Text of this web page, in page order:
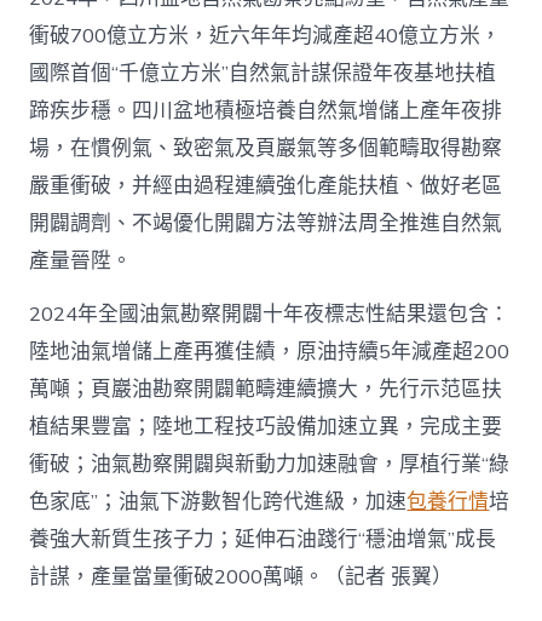
衝破700億立方米，近六年年均減產超40億立方米，
國際首個“千億立方米”自然氣計謀保證年夜基地扶植
蹄疾步穩。四川盆地積極培養自然氣增儲上產年夜排
場，在慣例氣、致密氣及頁巖氣等多個範疇取得勘察
嚴重衝破，并經由過程連續強化產能扶植、做好老區
開闢調劑、不竭優化開闢方法等辦法周全推進自然氣
產量晉陞。
2024年全國油氣勘察開闢十年夜標志性結果還包含：
陸地油氣增儲上產再獲佳績，原油持續5年減產超200
萬噸；頁巖油勘察開闢範疇連續擴大，先行示范區扶
植結果豐富；陸地工程技巧設備加速立異，完成主要
衝破；油氣勘察開闢與新動力加速融會，厚植行業“綠
色家底”；油氣下游數智化跨代進級，加速包養行情培
養強大新質生孩子力；延伸石油踐行“穩油增氣”成長
計謀，產量當量衝破2000萬噸。（記者 張翼）